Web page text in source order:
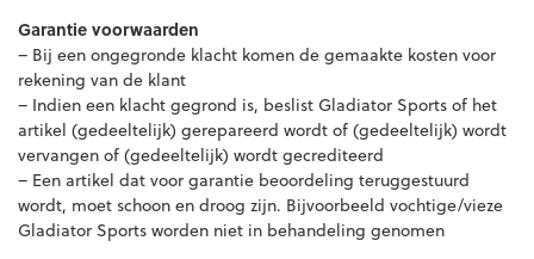
Garantie voorwaarden
– Bij een ongegronde klacht komen de gemaakte kosten voor
rekening van de klant
– Indien een klacht gegrond is, beslist Gladiator Sports of het
artikel (gedeeltelijk) gerepareerd wordt of (gedeeltelijk) wordt
vervangen of (gedeeltelijk) wordt gecrediteerd
– Een artikel dat voor garantie beoordeling teruggestuurd
wordt, moet schoon en droog zijn. Bijvoorbeeld vochtige/vieze
Gladiator Sports worden niet in behandeling genomen